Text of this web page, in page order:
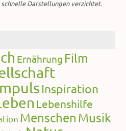
Darstellungen verzichtet.
Ernährung Film
Inspiration
Lebenshilfe
Menschen Musik